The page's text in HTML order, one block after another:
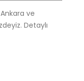
ve
Detaylı